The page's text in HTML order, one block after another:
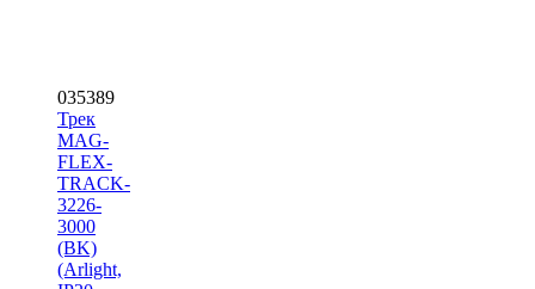
035389
Трек
MAG-
FLEX-
TRACK-
3226-
3000
(BK)
(Arlight,